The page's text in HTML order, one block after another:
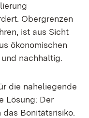
Obergrenzen
ist aus Sicht
ökonomischen
nachhaltig.
die naheliegende
Lösung: Der
Bonitätsrisiko.